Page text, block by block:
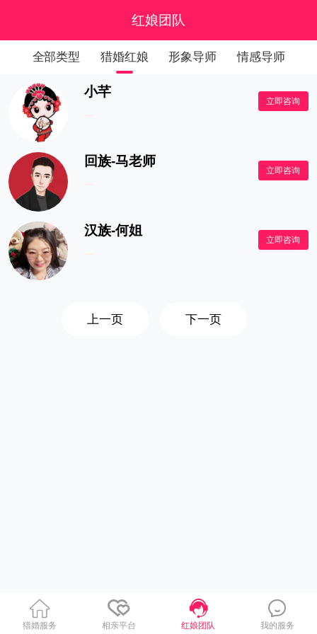
红娘团队
全部类型 猎婚红娘 形象导师 情感导师
小芊
立即咨询
回族-马老师
立即咨询
汉族-何姐
立即咨询
上一页 下一页
猎婚服务 相亲平台 红娘团队 我的服务